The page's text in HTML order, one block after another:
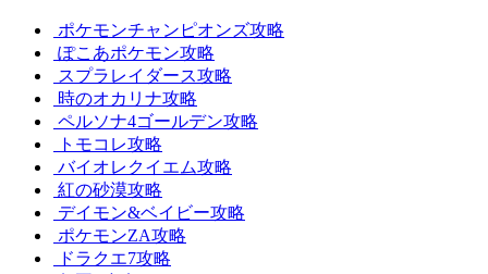
ポケモンチャンピオンズ攻略
ぽこあポケモン攻略
スプラレイダース攻略
時のオカリナ攻略
ペルソナ4ゴールデン攻略
トモコレ攻略
バイオレクイエム攻略
紅の砂漠攻略
デイモン&ベイビー攻略
ポケモンZA攻略
ドラクエ7攻略